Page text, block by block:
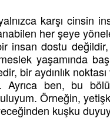
karşı cinsin
her şeye
insan dostu
yaşamında
bir aydınlık
Ayrıca ben, bu
Örneğin,
kuşku